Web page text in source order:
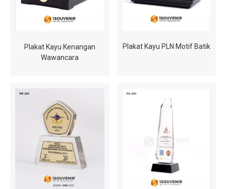
Plakat Kayu Kenangan
Wawancara
Plakat Kayu PLN Motif Batik